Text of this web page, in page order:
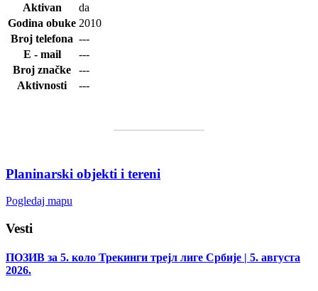
Aktivan
da
Godina obuke 2010
Broj telefona ---
E - mail
---
Broj značke
---
Aktivnosti
---
Planinarski objekti i tereni
Pogledaj mapu
Vesti
ПОЗИВ за 5. коло Трекинги трејл лиге Србије | 5. августа
2026.